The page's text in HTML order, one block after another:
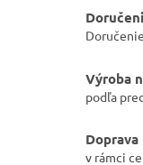
Výroba
podľa
v rámci